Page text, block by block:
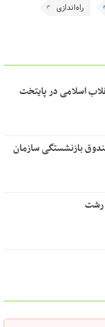
راه‌اندازی
اسلامی در پایتخت
بازنشستگی سازمان